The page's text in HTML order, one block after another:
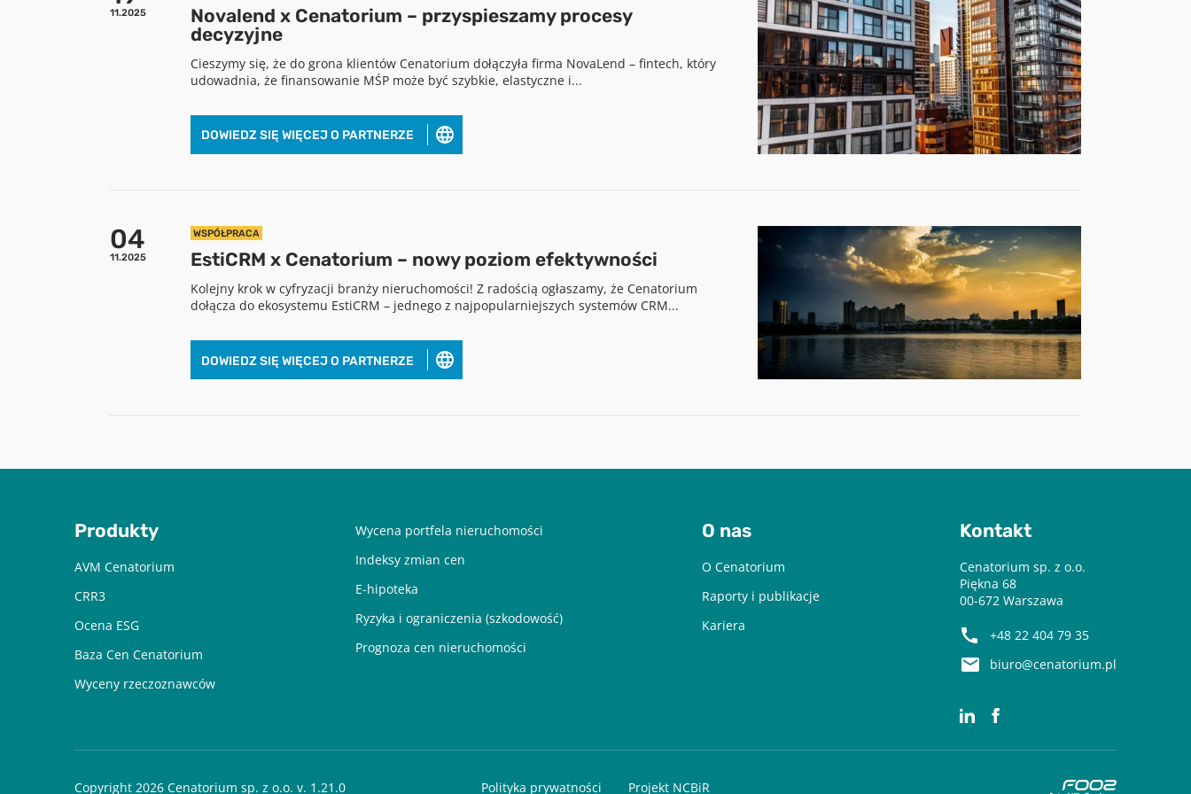
11.2025
Novalend x Cenatorium – przyspieszamy procesy
decyzyjne
Cieszymy się, że do grona klientów Cenatorium dołączyła firma NovaLend – fintech, który
udowadnia, że finansowanie MŚP może być szybkie, elastyczne i...
DOWIEDZ SIĘ WIĘCEJ O PARTNERZE
04
11.2025
WSPÓŁPRACA
EstiCRM x Cenatorium – nowy poziom efektywności
Kolejny krok w cyfryzacji branży nieruchomości! Z radością ogłaszamy, że Cenatorium
dołącza do ekosystemu EstiCRM – jednego z najpopularniejszych systemów CRM...
DOWIEDZ SIĘ WIĘCEJ O PARTNERZE
aby pobrać raport podaj swój adres email
przetwarzaniu moich danych dostępnych jest wPolityce prywatności.
Produkty
AVM Cenatorium
CRR3
Ocena ESG
Baza Cen Cenatorium
Wyceny rzeczoznawców
Wycena portfela nieruchomości
Indeksy zmian cen
E-hipoteka
Ryzyka i ograniczenia (szkodowość)
Prognoza cen nieruchomości
O nas
O Cenatorium
Raporty i publikacje
Kariera
Kontakt
Cenatorium sp. z o.o.
Piękna 68
00-672 Warszawa
+48 22 404 79 35
biuro@cenatorium.pl
Copyright 2026 Cenatorium sp. z o.o. v. 1.21.0 Polityka prywatności Projekt NCBiR